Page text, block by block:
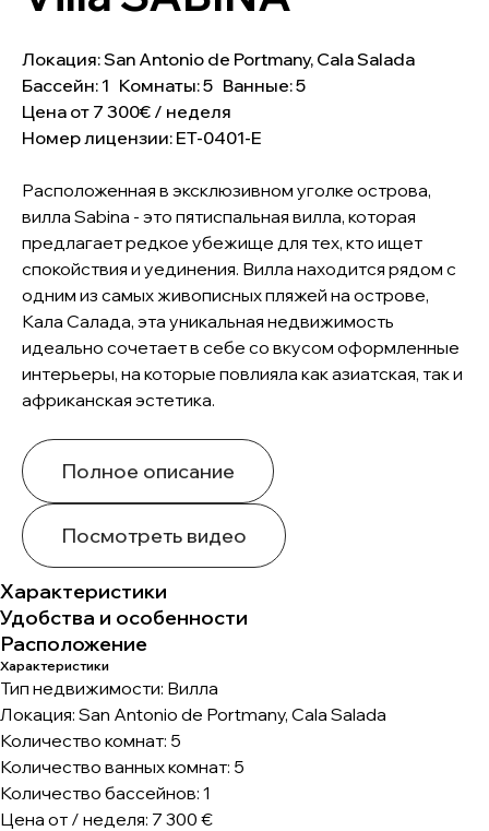
Локация: San Antonio de Portmany, Cala Salada
Бассейн: 1 Комнаты: 5 Ванные: 5
Цена от 7 300€ / неделя
Номер лицензии: ET-0401-E
Расположенная в эксклюзивном уголке острова,
вилла Sabina - это пятиспальная вилла, которая
предлагает редкое убежище для тех, кто ищет
спокойствия и уединения. Вилла находится рядом с
одним из самых живописных пляжей на острове,
Кала Салада, эта уникальная недвижимость
идеально сочетает в себе со вкусом оформленные
интерьеры, на которые повлияла как азиатская, так и
африканская эстетика.
Полное описание
Посмотреть видео
Характеристики
Удобства и особенности
Расположение
Характеристики
Тип недвижимости: Вилла
Локация: San Antonio de Portmany, Cala Salada
Количество комнат: 5
Количество ванных комнат: 5
Количество бассейнов: 1
Цена от / неделя: 7 300 €